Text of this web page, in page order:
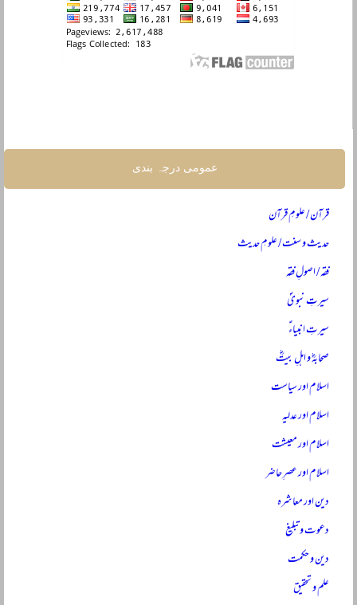
عمومی درجہ بندی
قرآن / علومِ قرآن
حدیث و سنت / علومِ حدیث
فقہ / اصولِ فقہ
سیرتِ نبویؐ
سیرتِ انبیاءؑ
صحابہؓ و اہلِ بیتؓ
اسلام اور سیاست
اسلام اور عدلیہ
اسلام اور معیشت
اسلام اور عصرِ حاضر
دین اور معاشرہ
دعوت و تبلیغ
دین و حکمت
علم و تحقیق